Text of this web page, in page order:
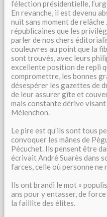
l’élection présidentielle,
En revanche, il est devenu
nuit sans moment de
républicaines que les
parler de nos chers
couleuvres au point que la
sont trouvés, avec leurs
excellente position de repli
compromettre, les bonnes
désespérer les gazettes de
de leur assurer gîte et
mais constante dérive
Mélenchon.
Le pire est qu’ils sont tous
convoquer les mânes de
Pécuchet. Ils pensent être
écrivait André Suarès dans
farces, celle où personne ne
Ils ont brandi le mot «
ans pour y entasser, de
la faillite des élites.